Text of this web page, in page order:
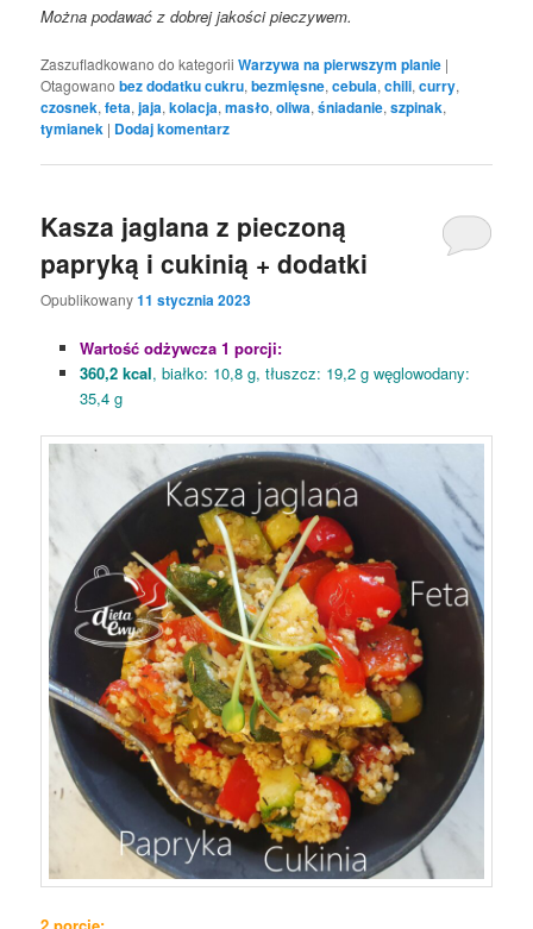
Można podawać z dobrej jakości pieczywem.
Zaszufladkowano do kategorii Warzywa na pierwszym planie |
Otagowano bez dodatku cukru,bezmięsne,cebula,chili,curry,
czosnek,feta,jaja,kolacja,masło,oliwa,śniadanie,szpinak,
tymianek | Dodaj komentarz
Kasza jaglana z pieczoną
papryką i cukinią + dodatki
Opublikowany11 stycznia 2023
Wartość odżywcza 1 porcji:
360,2 kcal, białko: 10,8 g, tłuszcz: 19,2 g węglowodany:
35,4 g